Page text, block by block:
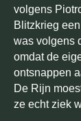
volgens
Blitzkrieg
was volgens
omdat de
ontsnappen
De Rijn
ze echt ziek